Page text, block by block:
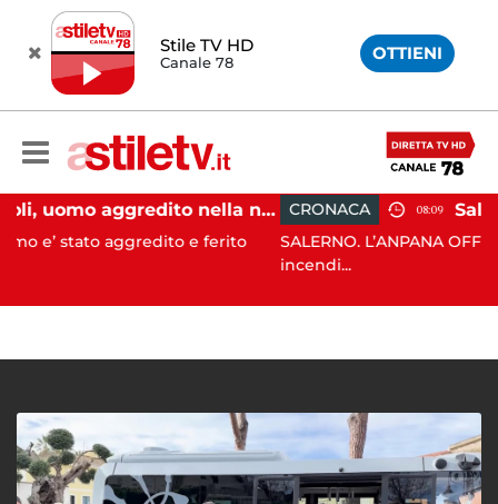
Stile TV HD
Canale 78 OTTIENI
Eboli, uomo aggredito nella notte: indagini in corso
e ferito
CRONACA 08:09
SALERNO. L’ANPANA OFFICIAL ODV ha